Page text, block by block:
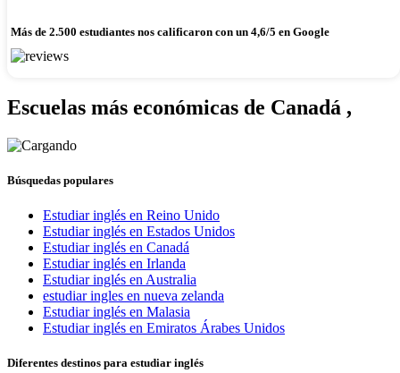
Más de 2.500 estudiantes nos calificaron con un 4,6/5 en Google
Escuelas más económicas de Canadá ,
Búsquedas populares
Estudiar inglés en Reino Unido
Estudiar inglés en Estados Unidos
Estudiar inglés en Canadá
Estudiar inglés en Irlanda
Estudiar inglés en Australia
estudiar ingles en nueva zelanda
Estudiar inglés en Malasia
Estudiar inglés en Emiratos Árabes Unidos
Diferentes destinos para estudiar inglés